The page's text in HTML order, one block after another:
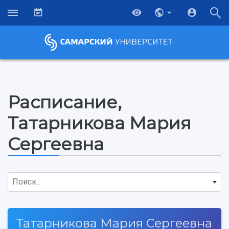
Расписание,
Татарникова Мария
Сергеевна
Поиск...
Татарникова Мария Сергеевна